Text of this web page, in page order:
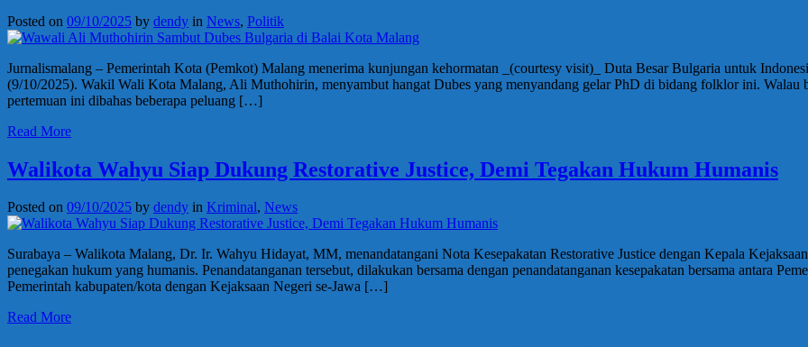
Posted on 09/10/2025 by dendy in News, Politik
Jurnalismalang – Pemerintah Kota (Pemkot) Malang menerima kunjungan kehormatan _(courtesy visit)_ Duta Besar Bulgaria untuk
(9/10/2025). Wakil Wali Kota Malang, Ali Muthohirin, menyambut hangat Dubes yang menyandang gelar PhD di bidang folklor ini. Walau
pertemuan ini dibahas beberapa peluang […]
Read More
Walikota Wahyu Siap Dukung Restorative Justice, Demi Tegakan Hukum Humanis
Posted on 09/10/2025 by dendy in Kriminal, News
Surabaya – Walikota Malang, Dr. Ir. Wahyu Hidayat, MM, menandatangani Nota Kesepakatan Restorative Justice dengan Kepala
penegakan hukum yang humanis. Penandatanganan tersebut, dilakukan bersama dengan penandatanganan kesepakatan bersama antara
Pemerintah kabupaten/kota dengan Kejaksaan Negeri se-Jawa […]
Read More